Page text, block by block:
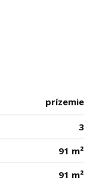
prízemie
3
91 m²
91 m²